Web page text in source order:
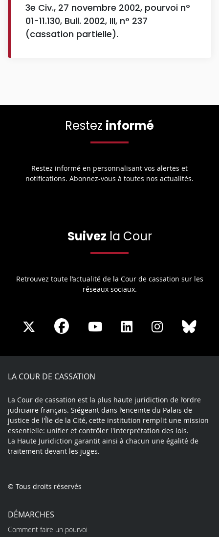
3e Civ., 27 novembre 2002, pourvoi n°
01-11.130, Bull. 2002, III, n° 237
(cassation partielle).
Restez informé
Restez informé en personnalisant vos alertes et
notifications. Abonnez-vous à toutes nos actualités.
Suivez la Cour
Retrouvez toute l’actualité de la Cour de cassation sur les
réseaux sociaux.
Share
X
Share
Facebook
Share
Youtube
Share
LinkedIn
Share
Instagram
LA COUR DE CASSATION
La Cour de cassation est la plus haute juridiction de l’ordre
judiciaire français. Siégeant dans l’enceinte du Palais de
justice de l'Île de la Cité, cette institution remplit une mission
essentielle: unifier et contrôler l'interprétation des lois.
La Haute Juridiction garantit ainsi à chacun une égalité de
traitement devant les juges.
© Tous droits réservés
DÉMARCHES
Comment faire un pourvoi